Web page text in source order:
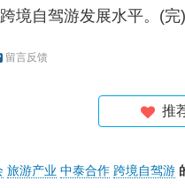
境自驾游发展水平。(完)
留言反馈
推
旅游产业 中泰合作 跨境自驾游